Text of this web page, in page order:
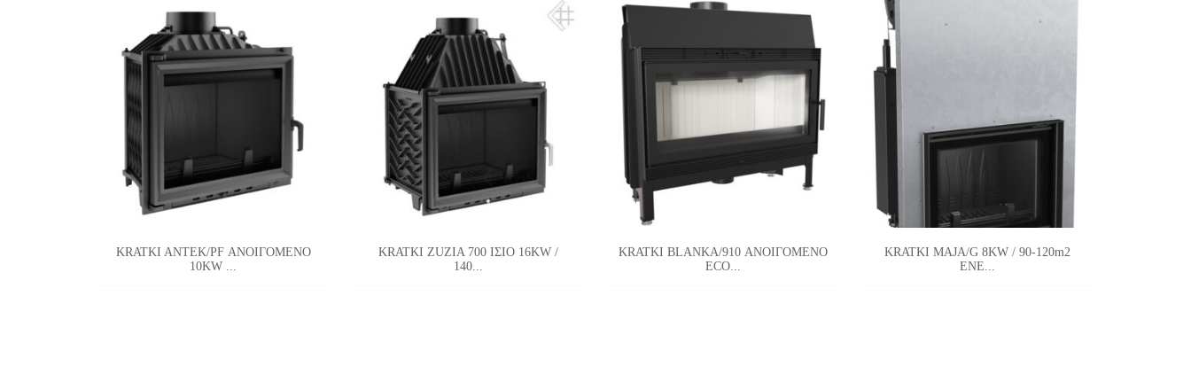
KRATKI ANTEK/PF ΑΝΟΙΓΟΜΕΝΟ
10KW ...
KRATKI ZUZIA 700 ΙΣΙΟ 16KW /
140...
KRATKI BLANKA/910 ΑΝΟΙΓΟΜΕΝΟ
ECO...
KRATKI MAJA/G 8KW / 90-120m2
ΕΝΕ...